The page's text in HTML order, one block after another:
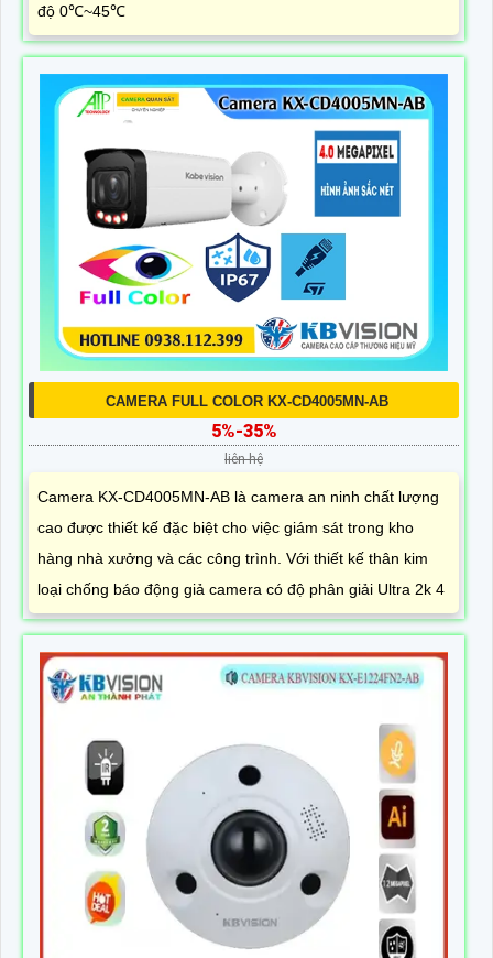
độ 0℃~45℃
CAMERA FULL COLOR KX-CD4005MN-AB
5%-35%
liên hệ
Camera KX-CD4005MN-AB là camera an ninh chất lượng
cao được thiết kế đặc biệt cho việc giám sát trong kho
hàng nhà xưởng và các công trình. Với thiết kế thân kim
loại chống báo động giả camera có độ phân giải Ultra 2k 4